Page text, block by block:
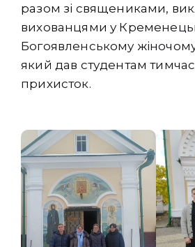
разом зі священиками,
вихованцями у
Богоявленському
який дав студентам
прихисток.